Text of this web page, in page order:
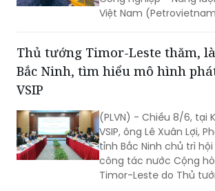
trưởng cao của nền
Thủ tướng Timor-Leste thăm,
VSIP
(PLVN) - Chiều 8/6, tại
tỉnh Bắc Ninh chủ trì
công tác nước Cộng
Timor-Leste do Thủ
Xanana Gusmão dẫn
làm việc.